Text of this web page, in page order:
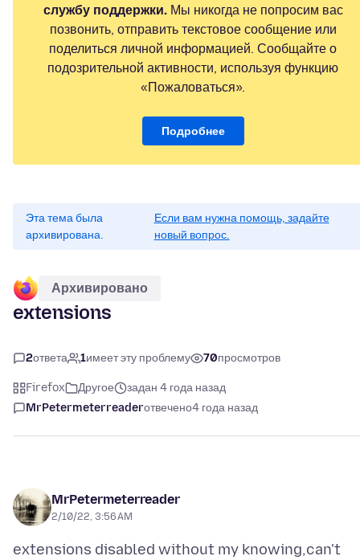
службу поддержки.Мы никогда не попросим вас
позвонить, отправить текстовое сообщение или
поделиться личной информацией. Сообщайте о
подозрительной активности, используя функцию
«Пожаловаться».
Подробнее
Эта тема была
архивирована.
Если вам нужна помощь, задайте
новый вопрос.
Архивировано
extensions
2ответа 1имеет эту проблему 70просмотров
Firefox Другое
задан 4 года назад
MrPetermeterreaderотвечено4 года назад
MrPetermeterreader
2/10/22, 3:56 AM
extensions disabled without my knowing,can't